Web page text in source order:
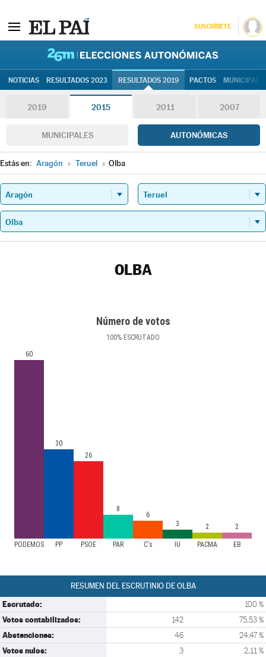
SUSCRÍBETE
NOTICIAS RESULTADOS 2023 RESULTADOS 2019 PACTOS
2019 2015 2011 2007
MUNICIPALES AUTONÓMICAS
Estás en: Aragón » Teruel » Olba
OLBA
Número de votos
100% ESCRUTADO
PODEMOS PP PSOE PAR C's IU PACMA EB
60
30
26
8
6
3
2 2
RESUMEN DEL ESCRUTINIO DE OLBA
Escrutado: 100 %
Votos contabilizados: 142 75,53 %
Abstenciones: 46 24,47 %
Votos nulos: 3 2,11 %